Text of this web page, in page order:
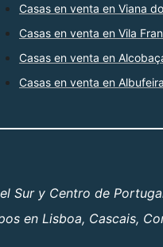
Casas en venta en Viana
Casas en venta en Vila
Casas en venta en
Casas en venta en Albufeira
Sur y Centro de
en Lisboa, Cascais,